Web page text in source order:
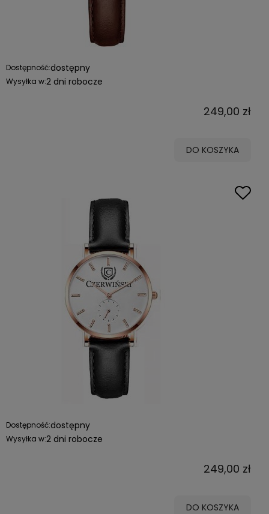
Dostępność:dostępny
Wysyłka w:2 dni robocze
249,00 zł
DO KOSZYKA
Dostępność:dostępny
Wysyłka w:2 dni robocze
249,00 zł
DO KOSZYKA